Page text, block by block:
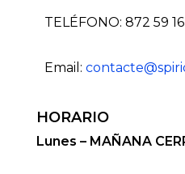
TELÉFONO: 872 59
Email:
HORARIO
Lunes – MAÑANA